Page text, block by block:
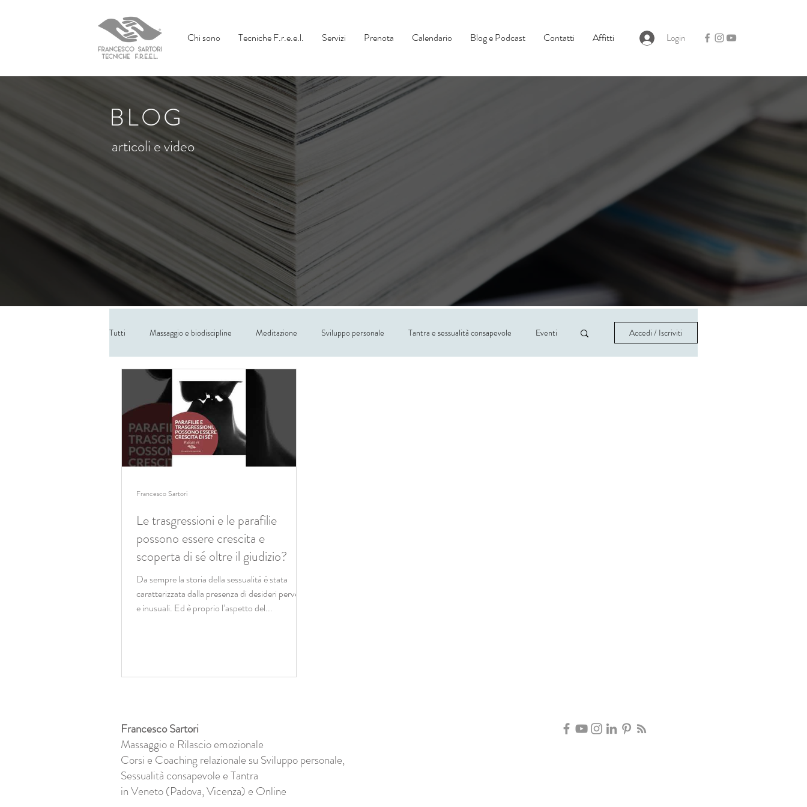
Chi sono Tecniche F.r.e.e.l. Servizi Prenota Calendario Blog e Podcast Contatti Affitti Login
BLOG
articoli e video
Tutti Massaggio e biodiscipline Meditazione Sviluppo personale Tantra e sessualità consapevole Eventi Accedi / Iscriviti
Le trasgressioni e le parafilie
possono essere crescita e
scoperta di sé oltre il giudizio?
Da sempre la storia della sessualità è stata
caratterizzata dalla presenza di desideri perversi
e inusuali. Ed è proprio l’aspetto del...
Francesco Sartori
Francesco Sartori
Massaggio e Rilascio emozionale
Corsi e Coaching relazionale su Sviluppo personale,
Sessualità consapevole e Tantra
in Veneto (Padova, Vicenza) e Online